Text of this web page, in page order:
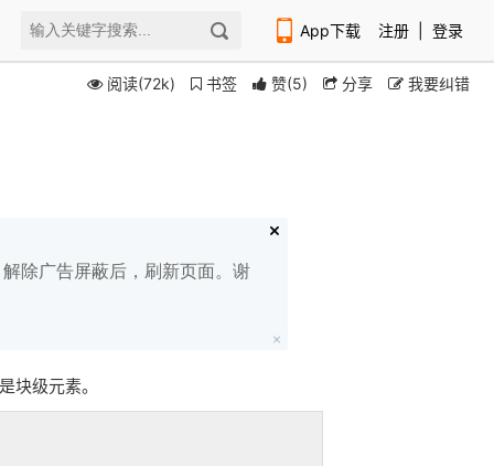
App下载 注册 登录
阅读(72k) 书签 赞(5) 分享 我要纠错
除广告屏蔽后，刷新页面。谢
块级元素。